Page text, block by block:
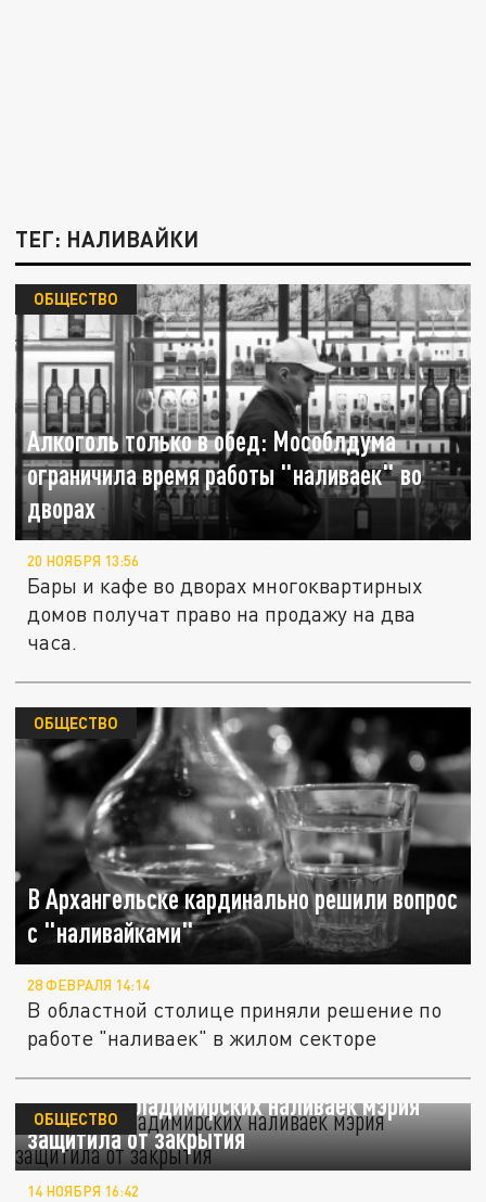
ТЕГ: НАЛИВАЙКИ
Алкоголь только в обед: Мособлдума
ограничила время работы "наливаек" во
дворах
ОБЩЕСТВО
20 НОЯБРЯ 13:56
Бары и кафе во дворах многоквартирных
домов получат право на продажу на два
часа.
В Архангельске кардинально решили вопрос
с "наливайками"
ОБЩЕСТВО
28 ФЕВРАЛЯ 14:14
В областной столице приняли решение по
работе "наливаек" в жилом секторе
Половину владимирских наливаек мэрия
защитила от закрытия
ОБЩЕСТВО
14 НОЯБРЯ 16:42